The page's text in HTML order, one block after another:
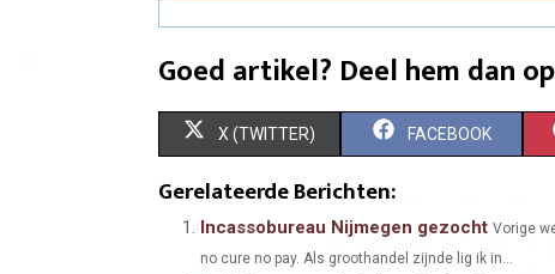
Goed artikel? Deel hem dan
S
R
X (TWITTER) S
R
FACEBOOK
Gerelateerde Berichten:
Incassobureau Nijmegen gezocht Vorige
no cure no pay. Als groothandel zijnde lig ik in...